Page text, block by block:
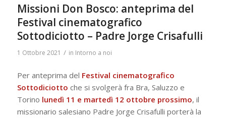
Missioni Don Bosco: anteprima del
Festival cinematografico
Sottodiciotto – Padre Jorge Crisafulli
1 Ottobre 2021 / in Intorno a noi
Per anteprima del Festival cinematografico
Sottodiciotto che si svolgerà fra Bra, Saluzzo e
Torino lunedì 11 e martedì 12 ottobre prossimo, il
missionario salesiano Padre Jorge Crisafulli porterà la